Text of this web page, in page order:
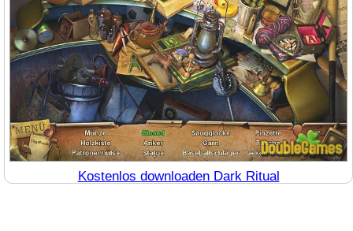
Kostenlos downloaden Dark Ritual